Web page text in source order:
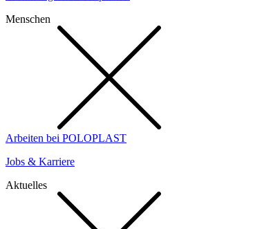
Menschen
Arbeiten bei POLOPLAST
Jobs & Karriere
Aktuelles